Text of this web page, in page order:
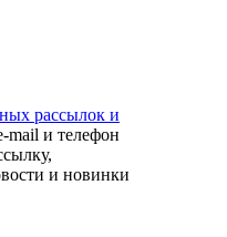
рассылок и
и телефон
и новинки